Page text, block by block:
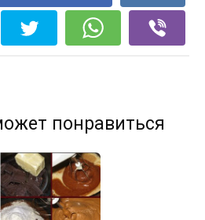
понравиться